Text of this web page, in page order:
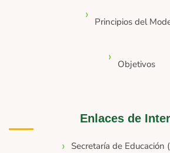
Principios del
Objetivos
Enlaces de
Secretaría de Educación